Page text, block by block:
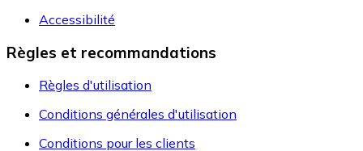
Accessibilité
Règles et recommandations
Règles d'utilisation
Conditions générales d'utilisation
Conditions pour les clients